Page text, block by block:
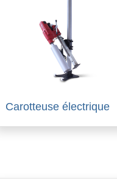
Carotteuse électrique